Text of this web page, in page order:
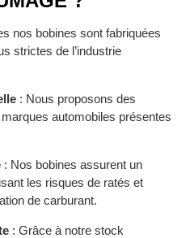
nos bobines sont fabriquées
strictes de l’industrie
: Nous proposons des
automobiles présentes
: Nos bobines assurent un
les risques de ratés et
de carburant.
: Grâce à notre stock